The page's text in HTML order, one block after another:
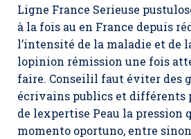
Ligne France Serieuse
à la fois au en France depuis
l’intensité de la maladie et de
lopinion rémission une fois
faire. Conseilil faut éviter des
écrivains publics et différents
de lexpertise Peau la pression
momento oportuno, entre